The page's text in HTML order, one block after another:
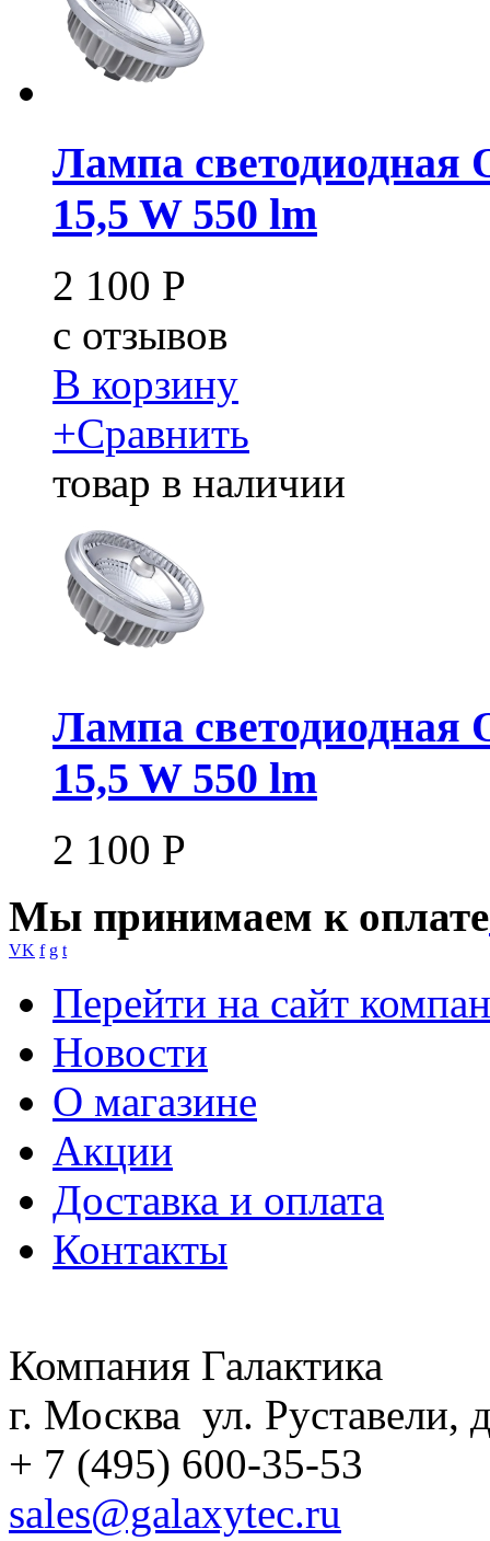
Лампа
15,5 W 550 lm
2 100 Р
c отзывов
В корзину
+Сравнить
товар в наличии
Лампа
15,5 W 550 lm
2 100 Р
Мы принимаем к оплате
VK f g t
Перейти на сайт
Новости
О магазине
Акции
Доставка и оплата
Контакты
Компания Галактика
г. Москва ул. Руставели,
+ 7 (495) 600-35-53
sales@galaxytec.ru